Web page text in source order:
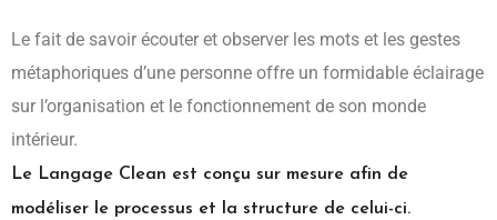
Le fait de savoir écouter et observer les mots et les gestes
métaphoriques d’une personne offre un formidable éclairage
sur l’organisation et le fonctionnement de son monde
intérieur.
Le Langage Clean est conçu sur mesure afin de
modéliser le processus et la structure de celui-ci.